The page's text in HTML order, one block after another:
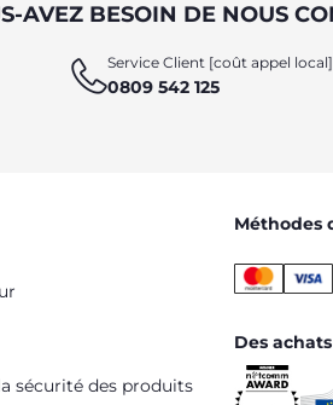
AVEZ BESOIN DE NOUS
Service Client [coût appel local]
0809 542 125
sécurité des produits
Méthodes
Des